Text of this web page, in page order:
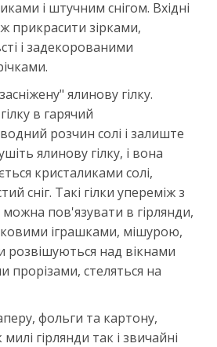
і штучним снігом. Вхідні
прикрасити зірками,
і задекорованими
ялинову гілку.
в гарячий
розчин солі і залиште
ялинову гілку, і вона
кристаликами солі,
сніг. Такі гілки упереміж з
пов'язувати в гірлянди,
іграшками, мішурою,
розвішуються над вікнами
прорізами, стеляться на
фольги та картону,
гірлянди так і звичайні